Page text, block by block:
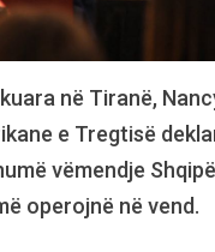
në Tiranë,
e Tregtisë
vëmendje
operojnë në vend.